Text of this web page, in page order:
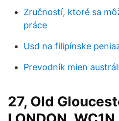
Zručností, ktoré sa
práce
Usd na filipínske
Prevodník mien
27, Old